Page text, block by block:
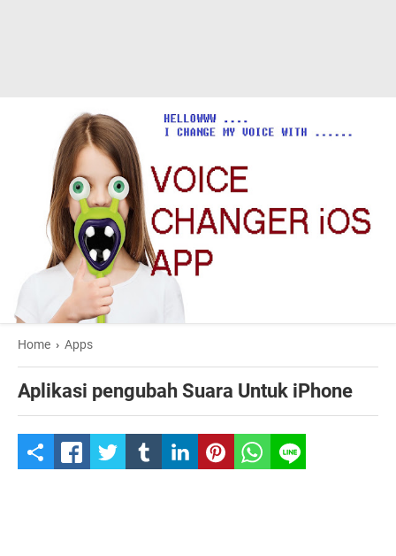
Home › Apps
Aplikasi pengubah Suara Untuk iPhone
S